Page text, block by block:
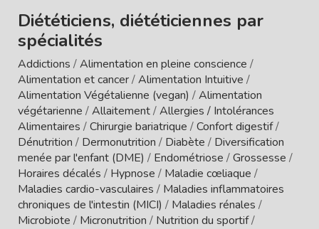
Diététiciens, diététiciennes par
spécialités
Addictions /Alimentation en pleine conscience /
Alimentation et cancer/Alimentation Intuitive /
Alimentation Végétalienne (vegan) /Alimentation
végétarienne /Allaitement/Allergies / Intolérances
Alimentaires /Chirurgie bariatrique /Confort digestif/
Dénutrition / Dermonutrition / Diabète / Diversification
menée par l'enfant (DME) / Endométriose /Grossesse /
Horaires décalés / Hypnose / Maladie cœliaque /
Maladies cardio-vasculaires / Maladies inflammatoires
chroniques de l'intestin (MICI) / Maladies rénales /
Microbiote / Micronutrition / Nutrition du sportif/